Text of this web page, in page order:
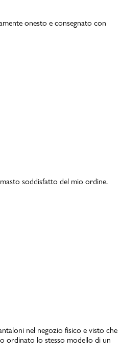
onesto e consegnato con
soddisfatto del mio ordine.
nel negozio fisico e visto che
ordinato lo stesso modello di un